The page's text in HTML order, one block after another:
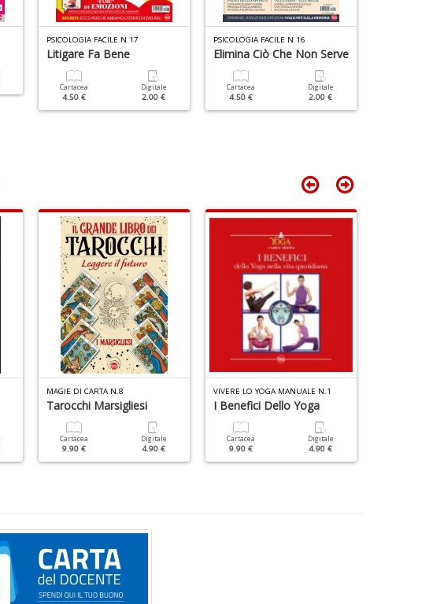
PSICOLOGIA FACILE N.17
Litigare Fa Bene
Cartacea
4.50 €
Digitale
2.00 €
PSICOLOGIA FACILE N.16
Elimina Ciò Che Non Serve
Cartacea
4.50 €
Digitale
2.00 €
MAGIE DI CARTA N.8
Tarocchi Marsigliesi
Cartacea
9.90 €
Digitale
4.90 €
VIVERE LO YOGA MANUALE N.1
I Benefici Dello Yoga
Cartacea
9.90 €
Digitale
4.90 €